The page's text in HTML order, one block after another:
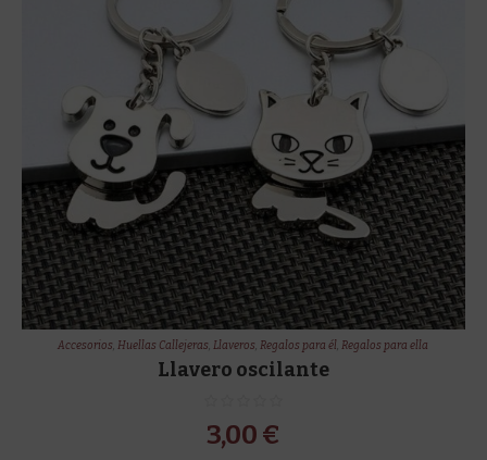
Accesorios,Huellas Callejeras,Llaveros,Regalos para él,Regalos para ella
Llavero oscilante
3,00 €